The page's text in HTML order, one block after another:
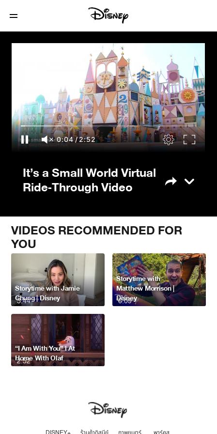
It’s a Small World Virtual Ride-Through
0:04/2:52
It’s a Small World Virtual
Ride-Through Video
VIDEOS RECOMMENDED FOR
YOU
3:44
Storytime with Jamie
Chung | Disney
6:09
Storytime with
Matthew Morrison |
Disney
2:52
“I Am With You” l At
Home With Olaf